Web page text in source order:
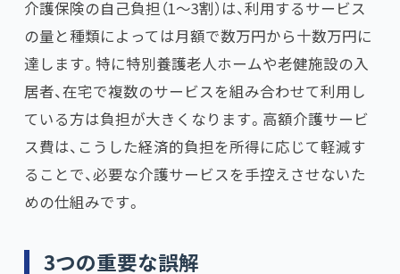
介護保険の自己負担（1〜3割）は、利用するサービス
の量と種類によっては月額で数万円から十数万円に
達します。特に特別養護老人ホームや老健施設の入
居者、在宅で複数のサービスを組み合わせて利用し
ている方は負担が大きくなります。高額介護サービ
ス費は、こうした経済的負担を所得に応じて軽減す
ることで、必要な介護サービスを手控えさせないた
めの仕組みです。
3つの重要な誤解